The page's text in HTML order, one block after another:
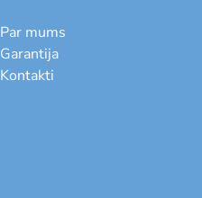
Par mums
Garantija
Kontakti